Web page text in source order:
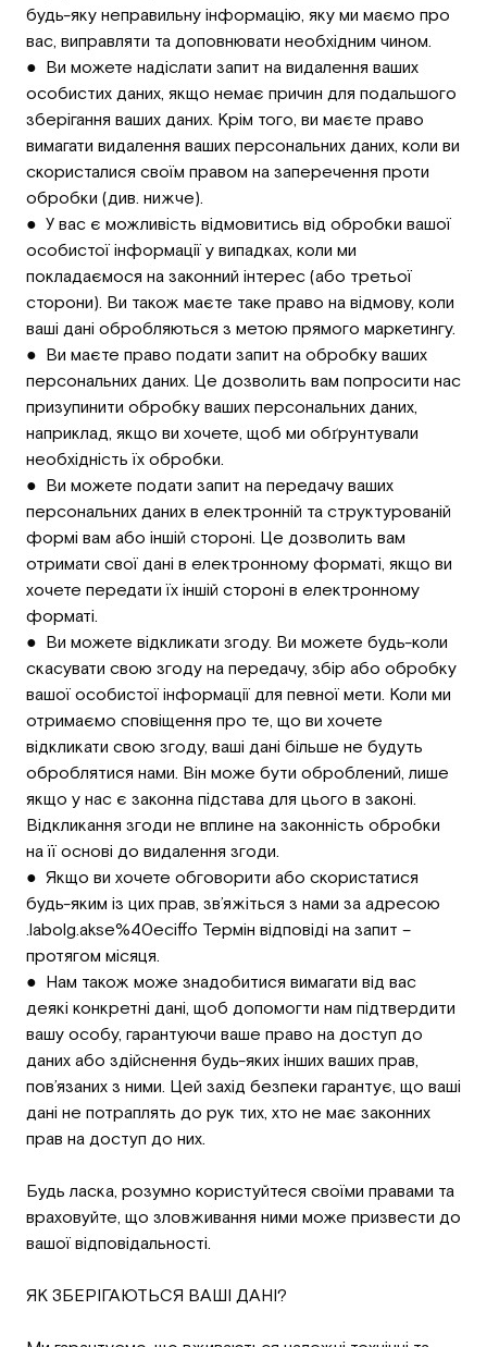
будь-яку неправильну інформацію, яку ми маємо про
вас, виправляти та доповнювати необхідним чином.
● Ви можете надіслати запит на видалення ваших
особистих даних, якщо немає причин для подальшого
зберігання ваших даних. Крім того, ви маєте право
вимагати видалення ваших персональних даних, коли ви
скористалися своїм правом на заперечення проти
обробки (див. нижче).
● У вас є можливість відмовитись від обробки вашої
особистої інформації у випадках, коли ми
покладаємося на законний інтерес (або третьої
сторони). Ви також маєте таке право на відмову, коли
ваші дані обробляються з метою прямого маркетингу.
● Ви маєте право подати запит на обробку ваших
персональних даних. Це дозволить вам попросити нас
призупинити обробку ваших персональних даних,
наприклад, якщо ви хочете, щоб ми обґрунтували
необхідність їх обробки.
● Ви можете подати запит на передачу ваших
персональних даних в електронній та структурованій
формі вам або іншій стороні. Це дозволить вам
отримати свої дані в електронному форматі, якщо ви
хочете передати їх іншій стороні в електронному
форматі.
● Ви можете відкликати згоду. Ви можете будь-коли
скасувати свою згоду на передачу, збір або обробку
вашої особистої інформації для певної мети. Коли ми
отримаємо сповіщення про те, що ви хочете
відкликати свою згоду, ваші дані більше не будуть
оброблятися нами. Він може бути оброблений, лише
якщо у нас є законна підстава для цього в законі.
Відкликання згоди не вплине на законність обробки
на її основі до видалення згоди.
● Якщо ви хочете обговорити або скористатися
будь-яким із цих прав, зв’яжіться з нами за адресою
.labolg.akse%40eciffo Термін відповіді на запит –
протягом місяця.
● Нам також може знадобитися вимагати від вас
деякі конкретні дані, щоб допомогти нам підтвердити
вашу особу, гарантуючи ваше право на доступ до
даних або здійснення будь-яких інших ваших прав,
пов’язаних з ними. Цей захід безпеки гарантує, що ваші
дані не потраплять до рук тих, хто не має законних
прав на доступ до них.
Будь ласка, розумно користуйтеся своїми правами та
враховуйте, що зловживання ними може призвести до
вашої відповідальності.
ЯК ЗБЕРІГАЮТЬСЯ ВАШІ ДАНІ?